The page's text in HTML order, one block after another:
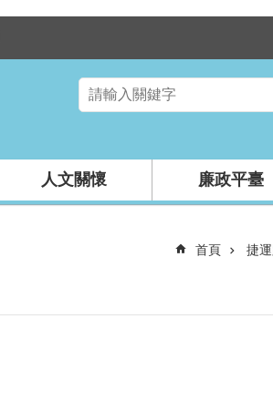
人文關懷 廉政平臺
首頁 捷